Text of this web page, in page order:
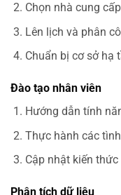
Chọn nhà cung
Lên lịch và phân
Chuẩn bị cơ sở hạ
Đào tạo nhân viên
Hướng dẫn tính
Thực hành các
Cập nhật kiến
Phân tích dữ liệu